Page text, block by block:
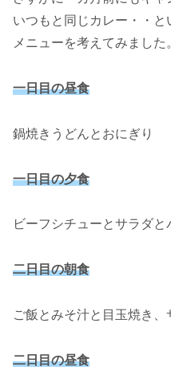
いつもと同じカレー・・と
メニューを考えてみました
一日目の昼食
鍋焼きうどんとおにぎり
一日目の夕食
ビーフシチューとサラダと
二日目の朝食
ご飯とみそ汁と目玉焼き
二日目の昼食